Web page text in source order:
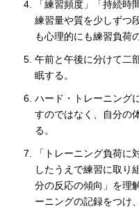
「練習頻度」「持続時
練習量や質を少しずつ
も心理的にも練習負荷
午前と午後に分けて二
眠する。
ハード・トレーニング
すのではなく、自分の
る。
「トレーニング負荷
したうえで練習に取り
分の反応の傾向」を理
ーニングの記録をつけ